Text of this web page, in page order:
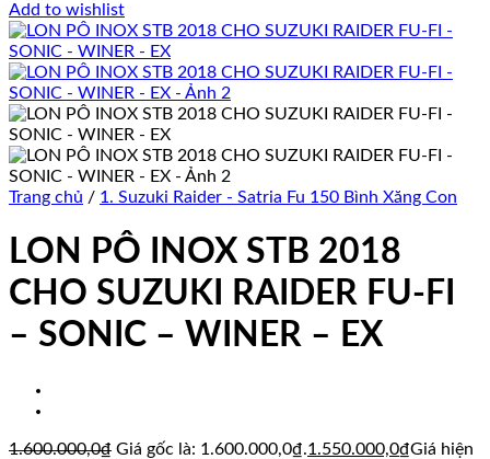
Add to wishlist
Trang chủ / 1. Suzuki Raider - Satria Fu 150 Bình Xăng Con
LON PÔ INOX STB 2018
CHO SUZUKI RAIDER FU-FI
– SONIC – WINER – EX
1.600.000,0₫ Giá gốc là: 1.600.000,0₫.1.550.000,0₫Giá hiện